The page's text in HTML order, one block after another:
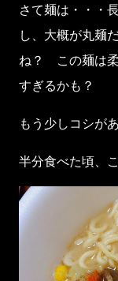
さて麺は・・・
し、大概が丸麺
ね？ この麺は
すぎるかも？
もう少しコシが
半分食べた頃、